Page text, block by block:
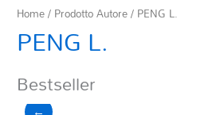
Home/ Prodotto Autore / PENG L.
PENG L.
Bestseller